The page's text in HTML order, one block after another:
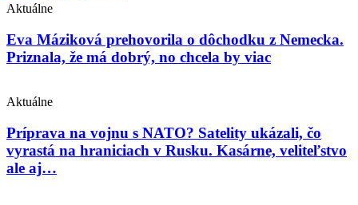
Aktuálne
Eva Máziková prehovorila o dôchodku z Nemecka.
Priznala, že má dobrý, no chcela by viac
Aktuálne
Príprava na vojnu s NATO? Satelity ukázali, čo
vyrastá na hraniciach v Rusku. Kasárne, veliteľstvo
ale aj…